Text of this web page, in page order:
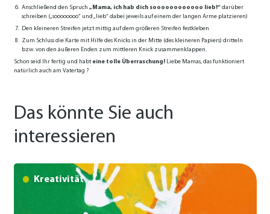
Anschließend den Spruch „Mama, ich hab dich soooooooooooo lieb!“darüber
schreiben („soooooooo“ und „lieb“ dabei jeweils auf einem der langen Arme platzieren)
Den kleineren Streifen jetzt mittig auf dem größeren Streifen festkleben
Zum Schluss die Karte mit Hilfe des Knicks in der Mitte (des kleineren Papiers) dritteln
bzw. von den äußeren Enden zum mittleren Knick zusammenklappen.
Schon seid Ihr fertig und habteine tolle Überraschung!Liebe Mamas, das funktioniert
natürlich auch am Vatertag ?
Das könnte Sie auch
interessieren
Kreativität